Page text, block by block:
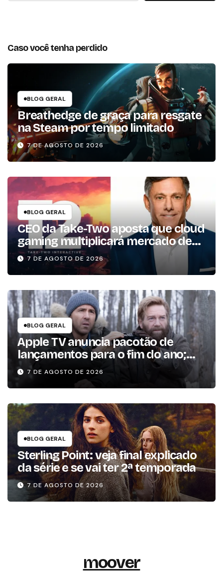
Caso você tenha perdido
BLOG GERAL
Breathedge de graça para resgate
na Steam por tempo limitado
7 DE AGOSTO DE 2026
BLOG GERAL
CEO da Take-Two aposta que cloud
gaming multiplicará mercado de
jogos por 10 em três anos
7 DE AGOSTO DE 2026
BLOG GERAL
Apple TV anuncia pacotão de
lançamentos para o fim do ano;
conheça as produções
7 DE AGOSTO DE 2026
BLOG GERAL
Sterling Point: veja final explicado
da série e se vai ter 2ª temporada
7 DE AGOSTO DE 2026
moover